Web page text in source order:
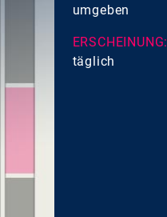
umgeben
ERSCHEINUNG:
täglich